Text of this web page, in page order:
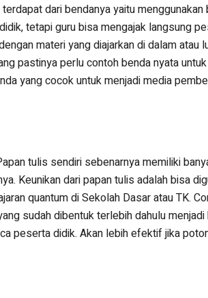
dari bendanya yaitu
tetapi guru bisa mengajak langsung
materi yang diajarkan di dalam atau
pastinya perlu contoh benda nyata
yang cocok untuk menjadi media
tulis sendiri sebenarnya memiliki
Keunikan dari papan tulis adalah bisa
quantum di Sekolah Dasar atau TK.
sudah dibentuk terlebih dahulu
peserta didik. Akan lebih efektif jika